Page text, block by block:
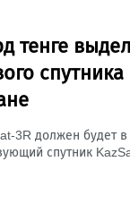
тенге
3R должен будет в
спутник